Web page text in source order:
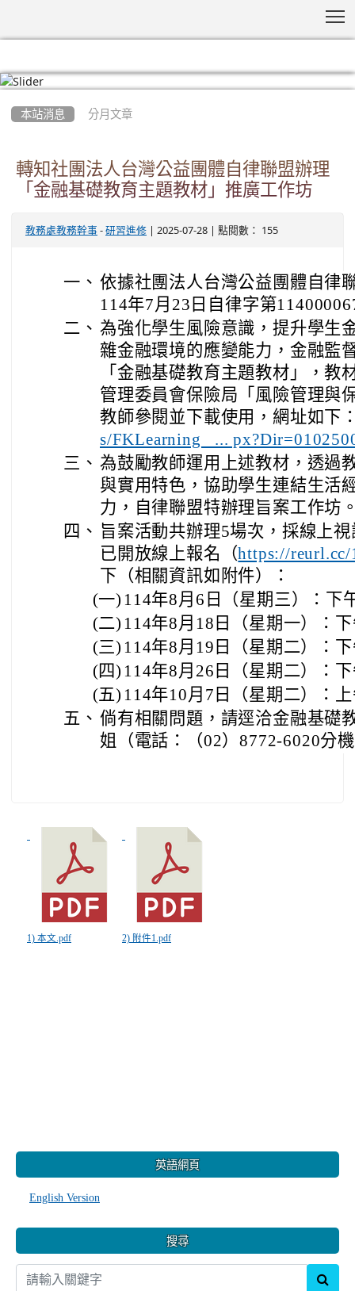
本站消息 分月文章
轉知社團法人台灣公益團體自律聯盟辦理
「金融基礎教育主題教材」推廣工作坊
教務處教務幹事 - 研習進修 | 2025-07-28 | 點閱數： 155
一、 依據社團法人台灣公益團體自律
114年7月23日自律字第
二、 為強化學生風險意識，提升學生
雜金融環境的應變能力，金融監
「金融基礎教育主題教材」，教
管理委員會保險局「風險管理與
教師參閱並下載使用，網址如下
s/FKLearning_ ...
三、 為鼓勵教師運用上述教材，透過
與實用特色，協助學生連結生活
力，自律聯盟特辦理旨案工作坊
四、 旨案活動共辦理5場次，採線上
已開放線上報名（https://
下（相關資訊如附件）：
(一) 114年8月6日（星期三）：下
(二) 114年8月18日（星期一）：
(三) 114年8月19日（星期二）：
(四) 114年8月26日（星期二）：
(五) 114年10月7日（星期二）：
五、 倘有相關問題，請逕洽金融基礎
姐（電話：（02）8772-6020分
1) 本文.pdf 2) 附件1.pdf
英語網頁
English Version
搜尋